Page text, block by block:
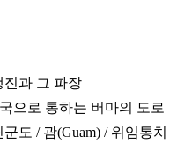
진과 그 파장
으로 통하는 버마의 도로
도 / 괌(Guam) / 위임통치